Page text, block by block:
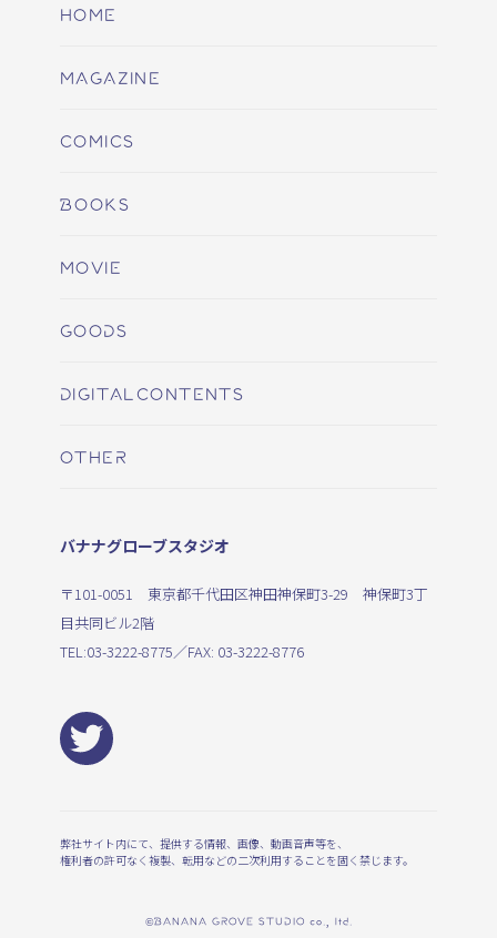
HOME
MAGAZINE
COMICS
BOOKS
MOVIE
GOODS
DIGITALCONTENTS
OTHER
バナナグローブスタジオ
〒101-0051 東京都千代田区神田神保町3-29 神保町3丁
目共同ビル2階
TEL:03-3222-8775／FAX: 03-3222-8776
弊社サイト内にて、提供する情報、画像、動画音声等を、
権利者の許可なく複製、転用などの二次利用することを固く禁じます。
©BANANA GROVE STUDIO co., ltd.